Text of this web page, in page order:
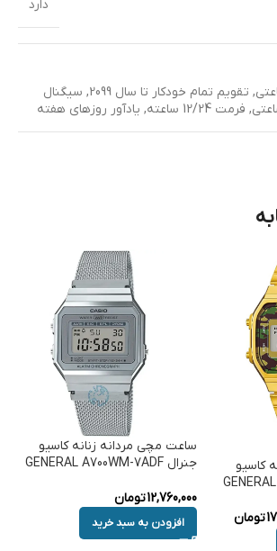
دارد
, تقویم تمام خودکار تا سال 2099 , سیگنال
, فرمت 12/24 ساعته , یادآور روزهای هفته
کاسیو
تومان
ساعت مچی مردانه زنانه کاسیو
جنرال GENERAL A700WM-7ADF
12,760,000تومان
افزودن به سبد خرید